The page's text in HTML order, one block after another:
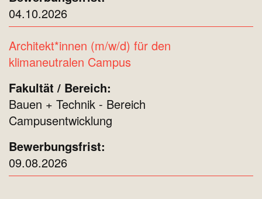
04.10.2026
Architekt*innen (m/w/d) für den
klimaneutralen Campus
Bauen + Technik - Bereich
Campusentwicklung
09.08.2026